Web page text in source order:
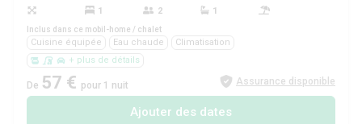
1 2 1
Inclus dans ce mobil-home / chalet
Cuisine équipée Eau chaude
Climatisation
+ plus de détails
De 57 € pour 1 nuit Assurance disponible
Ajouter des dates